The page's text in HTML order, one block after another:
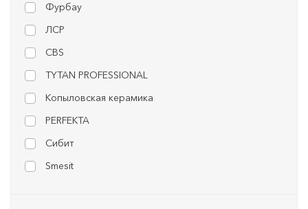
Фурбау
ЛСР
CBS
TYTAN PROFESSIONAL
Копыловская керамика
PERFEKTA
Сибит
Smesit